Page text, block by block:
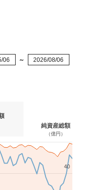
40
06 ～ 2026/08/06
純資産総額
（億円）